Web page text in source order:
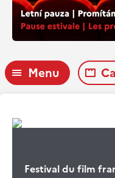
Menu
Festival du film